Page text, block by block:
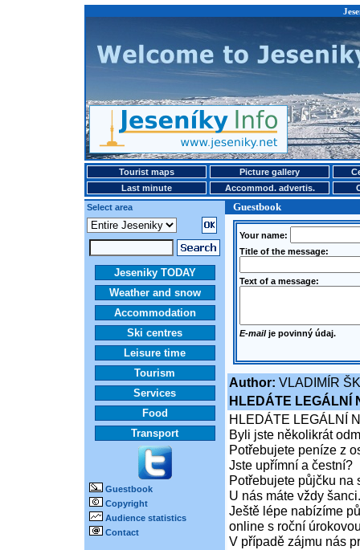
Tourist maps Picture gallery
Last minute
Accommod. advertis.
Select area
Guestbook
Jeseniky TODAY
Weather and snow
Accommodation
Ski centres
Leisure time
Tourism
Services
Food
Transport
Guestbook
Copyright
Audience statistics
Contact
Your name:
Title of the message:
Text of a message:
E-mailje povinný údaj.
Author: VLADIMÍR
HLEDÁTE LEGÁLNÍ
HLEDÁTE LEGÁLNÍ
Byli jste několikrát
Potřebujete peníze z
Jste upřímní a čestní?
Potřebujete půjčku na
U nás máte vždy šanci.
Ještě lépe nabízíme
online s roční
V případě zájmu nás